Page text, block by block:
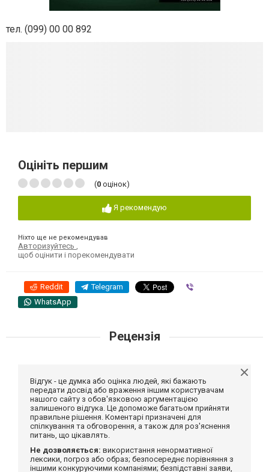
тел. (099) 00 00 892
Оцініть першим
(0 оцінок)
Я рекомендую
Ніхто ще не рекомендував
Авторизуйтесь
щоб оцінити і порекомендувати
Reddit Telegram
WhatsApp
Рецензія
Відгук - це думка або оцінка людей, які бажають
передати досвід або враження іншим користувачам
нашого сайту з обов'язковою аргументацією
залишеного відгука. Це допоможе багатьом прийняти
правильне рішення. Коментарі призначені для
спілкування та обговорення, а також для роз'яснення
питань, що цікавлять.
Не дозволяється: використання ненормативної
лексики, погроз або образ; безпосереднє порівняння з
іншими конкуруючими компаніями; безпідставні заяви,